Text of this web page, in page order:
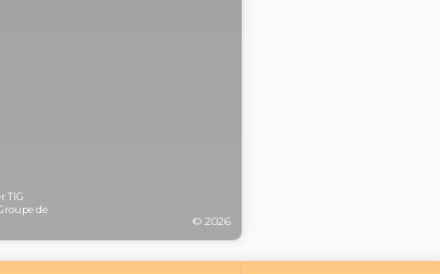
TIG
de
© 2026